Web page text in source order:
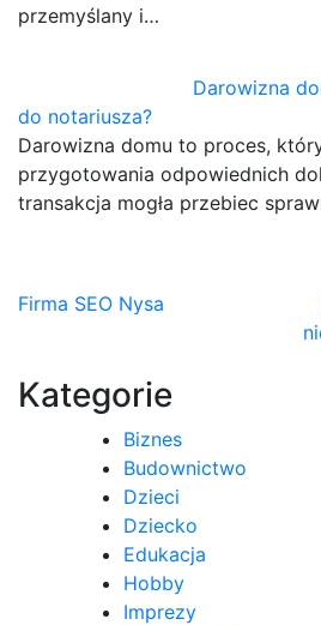
przemyślany i…
Darowizna
do notariusza?
Darowizna domu to proces,
przygotowania odpowiednich
transakcja mogła przebiec
Nawigacja
Firma SEO Nysa
Kategorie
Biznes
Budownictwo
Dzieci
Dziecko
Edukacja
Hobby
Imprezy